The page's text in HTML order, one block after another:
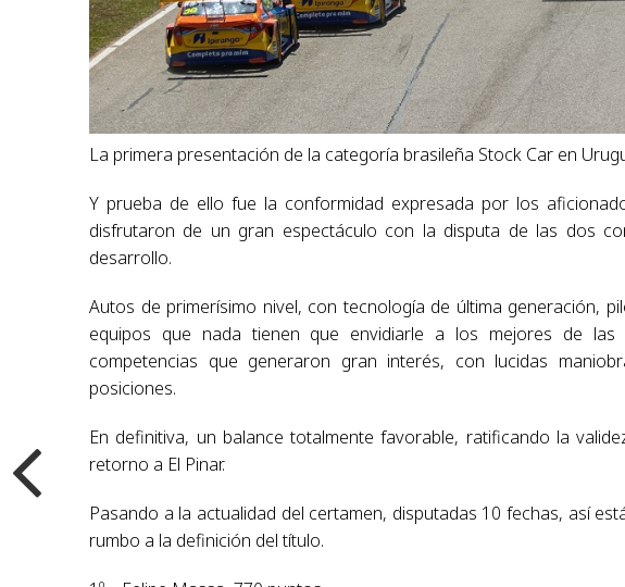
La primera presentación de la categoría brasileña Stock Car en
Y prueba de ello fue la conformidad expresada por los
disfrutaron de un gran espectáculo con la disputa de las dos
desarrollo.
Autos de primerísimo nivel, con tecnología de última generación,
equipos que nada tienen que envidiarle a los mejores de las
competencias que generaron gran interés, con lucidas
posiciones.
En definitiva, un balance totalmente favorable, ratificando la
retorno a El Pinar.
Pasando a la actualidad del certamen, disputadas 10 fechas, así
rumbo a la definición del título.